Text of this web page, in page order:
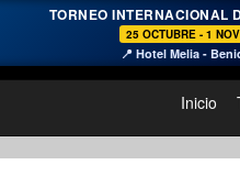
TORNEO INTERNACIONAL
25 OCTUBRE - 1
📍 Hotel Melia -
Inicio